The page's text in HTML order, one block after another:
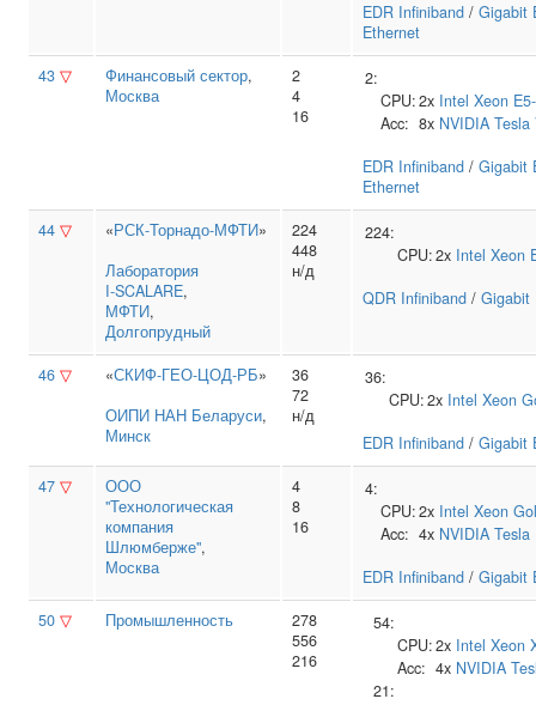
EDR Infiniband / Gigabit
Ethernet
43 ▽ Финансовый сектор,
Москва
2
4
16
2:
CPU:2x Intel Xeon
Acc: 8x NVIDIA Tesla
EDR Infiniband / Gigabit
Ethernet
44 ▽ «РСК-Торнадо-МФТИ»
Лаборатория
I‑SCALARE,
МФТИ,
Долгопрудный
224
448
н/д
224:
CPU:2x Intel Xeon
QDR Infiniband / Gigabit
46 ▽ «СКИФ-ГЕО-ЦОД-РБ»
ОИПИ НАН Беларуси,
Минск
36
72
н/д
36:
CPU:2x Intel Xeon
EDR Infiniband / Gigabit
47 ▽
ООО
"Технологическая
компания
Шлюмберже",
Москва
4
8
16
4:
CPU:2x Intel Xeon
Acc: 4x NVIDIA Tesla
EDR Infiniband / Gigabit
50 ▽ Промышленность
278
556
216
54:
CPU:2x Intel Xeon
Acc: 4x NVIDIA
21: